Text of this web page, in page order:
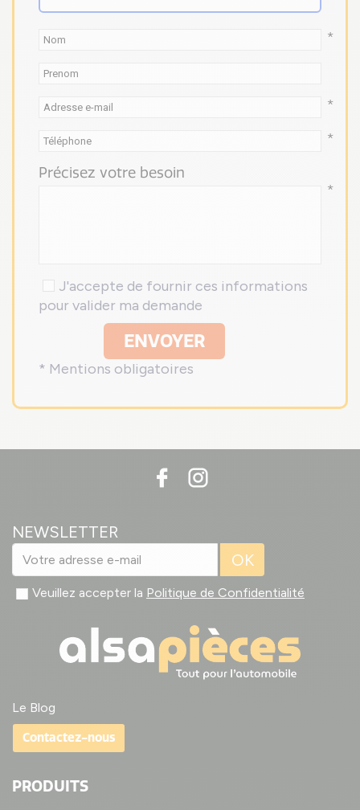
*
*
*
Précisez votre besoin
*
J'accepte de fournir ces informations
pour valider ma demande
ENVOYER
* Mentions obligatoires
NEWSLETTER
OK
Veuillez accepter la Politique de Confidentialité
Le Blog
Contactez-nous
PRODUITS